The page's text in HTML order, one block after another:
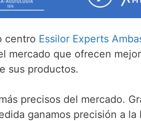
centro Essilor Experts
mercado que ofrecen
sus productos.
precisos del mercado.
ganamos precisión a